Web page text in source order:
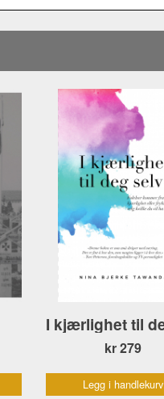
kr 279
Legg i handlekurv